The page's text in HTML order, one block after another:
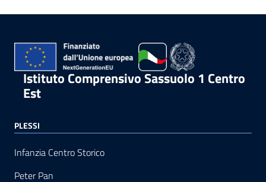
Istituto Comprensivo Sassuolo 1 Centro
Est
PLESSI
Infanzia Centro Storico
Peter Pan